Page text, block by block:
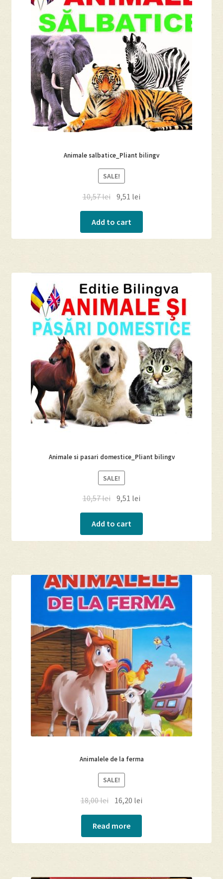
Animale salbatice_Pliant bilingv
SALE!
10,57lei 9,51 lei
Add to cart
Animale si pasari domestice_Pliant bilingv
SALE!
10,57lei 9,51 lei
Add to cart
Animalele de la ferma
SALE!
18,00lei 16,20 lei
Read more